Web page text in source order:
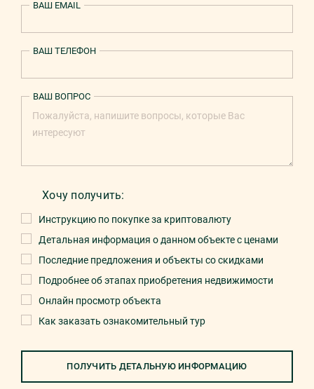
ВАШ EMAIL
ВАШ ТЕЛЕФОН
Хочу получить:
Инструкцию по покупке за криптовалюту
Детальная информация о данном объекте с ценами
Последние предложения и объекты со скидками
Подробнее об этапах приобретения недвижимости
Онлайн просмотр объекта
Как заказать ознакомительный тур
ВАШ ВОПРОС
ПОЛУЧИТЬ ДЕТАЛЬНУЮ ИНФОРМАЦИЮ